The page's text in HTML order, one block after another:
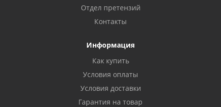
Отдел претензий
Контакты
Информация
Как купить
Условия оплаты
Условия доставки
Гарантия на товар